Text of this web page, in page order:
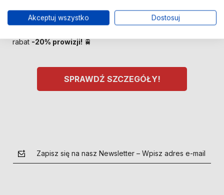
rabat -20% prowizji! 🚆
SPRAWDŹ SZCZEGÓŁY!
Zapisz się na nasz Newsletter – Wpisz adres e-mail
Akceptuj wszystko Dostosuj